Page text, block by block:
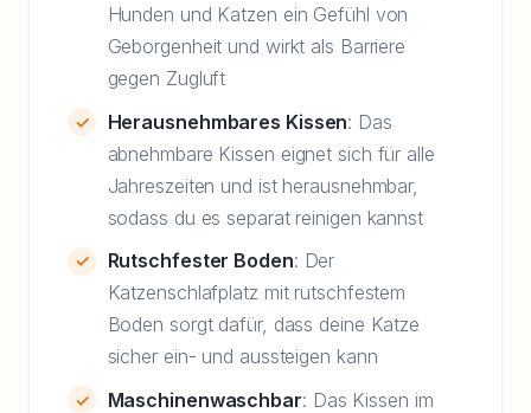
Hunden und Katzen ein Gefühl von
Geborgenheit und wirkt als Barriere
gegen Zugluft
Herausnehmbares Kissen: Das
abnehmbare Kissen eignet sich für alle
Jahreszeiten und ist herausnehmbar,
sodass du es separat reinigen kannst
Rutschfester Boden: Der
Katzenschlafplatz mit rutschfestem
Boden sorgt dafür, dass deine Katze
sicher ein- und aussteigen kann
Maschinenwaschbar: Das Kissen im